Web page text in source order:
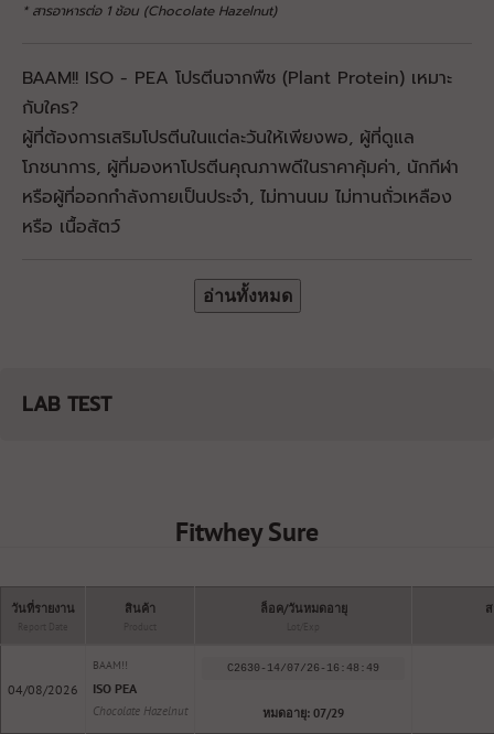
* สารอาหารต่อ 1 ช้อน (Chocolate Hazelnut)
BAAM!! ISO - PEA โปรตีนจากพืช (Plant Protein) เหมาะ
กับใคร?
ผู้ที่ต้องการเสริมโปรตีนในแต่ละวันให้เพียงพอ, ผู้ที่ดูแล
โภชนาการ, ผู้ที่มองหาโปรตีนคุณภาพดีในราคาคุ้มค่า, นักกีฬา​
หรือผู้ที่ออกกำลังกายเป็นประจำ, ไม่ทานนม ไม่ทานถั่วเหลือง
หรือ เนื้อสัตว์
อ่านทั้งหมด
LAB TEST
Fitwhey Sure
วันที่รายงาน สินค้า ล็อค/วันหมดอายุ
04/08/2026
BAAM!!
ISO PEA
Chocolate Hazelnut
C2630-14/07/26-16:48:49
หมดอายุ: 07/29